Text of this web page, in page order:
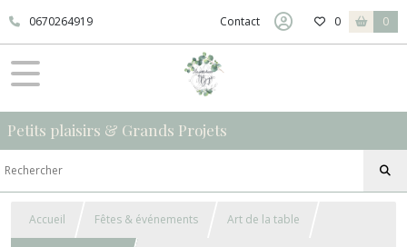
0670264919 Contact 0 0
Petits plaisirs & Grands Projets
Accueil Fêtes & événements Art de la table